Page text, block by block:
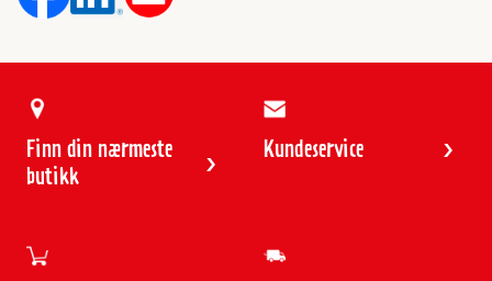
Finn din nærmeste
butikk
Kundeservice